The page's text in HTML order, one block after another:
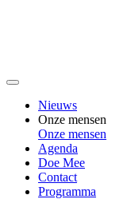
Nieuws
Onze mensen
Onze mensen
Agenda
Doe Mee
Contact
Programma